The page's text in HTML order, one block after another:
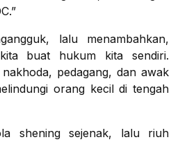
lalu menambahkan,
buat hukum kita sendiri.
pedagang, dan awak
orang kecil di tengah
shening sejenak, lalu riuh